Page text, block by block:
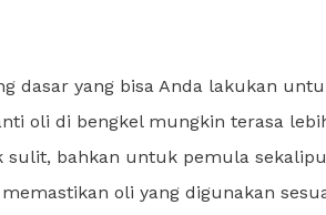
dasar yang bisa Anda lakukan
oli di bengkel mungkin terasa
bahkan untuk pemula
oli yang digunakan